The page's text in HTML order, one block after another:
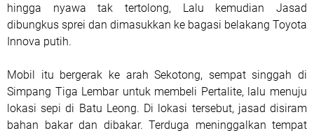
hingga nyawa tak tertolong, Lalu kemudian Jasad
dibungkus sprei dan dimasukkan ke bagasi belakang Toyota
Innova putih.
Mobil itu bergerak ke arah Sekotong, sempat singgah di
Simpang Tiga Lembar untuk membeli Pertalite, lalu menuju
lokasi sepi di Batu Leong. Di lokasi tersebut, jasad disiram
bahan bakar dan dibakar. Terduga meninggalkan tempat